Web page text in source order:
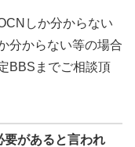
しか分からない
分からない等の場合
BBSまでご相談頂
要があると言われ